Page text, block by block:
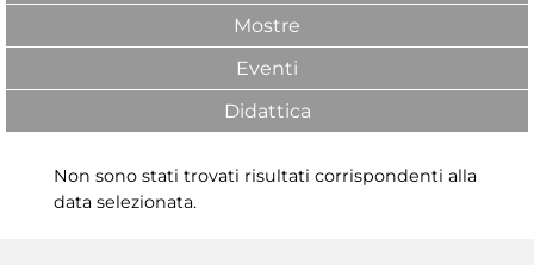
Mostre
Eventi
Didattica
Non sono stati trovati risultati corrispondenti alla
data selezionata.